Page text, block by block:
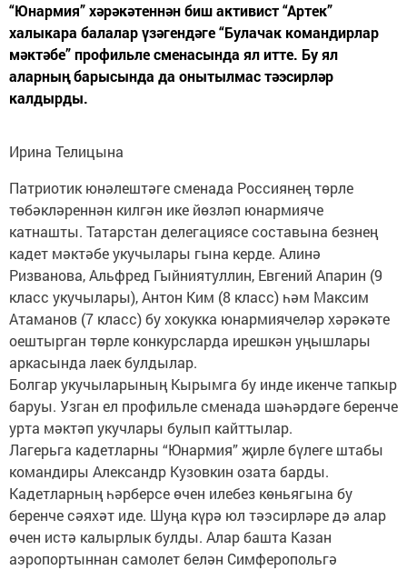
“Юнармия” хәрәкәтеннән биш активист “Артек”
халыкара балалар үзәгендәге “Булачак командирлар
мәктәбе” профильле сменасында ял итте. Бу ял
аларның барысында да онытылмас тәэсирләр
калдырды.
Ирина Телицына
Патриотик юнәлештәге сменада Россиянең төрле
төбәкләреннән килгән ике йөзләп юнармияче
катнашты. Татарстан делегациясе составына безнең
кадет мәктәбе укучылары гына керде. Алинә
Ризванова, Альфред Гыйниятуллин, Евгений Апарин (9
класс укучылары), Антон Ким (8 класс) һәм Максим
Атаманов (7 класс) бу хокукка юнармиячеләр хәрәкәте
оештырган төрле конкурсларда ирешкән уңышлары
аркасында лаек булдылар.
Болгар укучыларының Кырымга бу инде икенче тапкыр
баруы. Узган ел профильле сменада шәһәрдәге беренче
урта мәктәп укучлары булып кайттылар.
Лагерьга кадетларны “Юнармия” җирле бүлеге штабы
командиры Александр Кузовкин озата барды.
Кадетларның һәрберсе өчен илебез көньягына бу
беренче сәяхәт иде. Шуңа күрә юл тәэсирләре дә алар
өчен истә калырлык булды. Алар башта Казан
аэропортыннан самолет белән Симферопольгә